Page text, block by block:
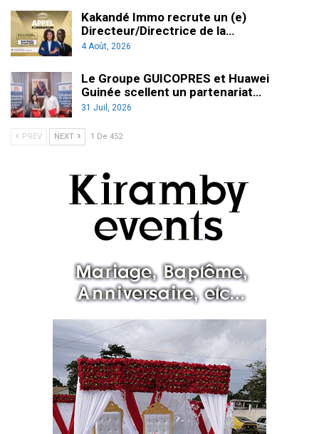
Kakandé Immo recrute un (e)
Directeur/Directrice de la…
4 Août, 2026
Le Groupe GUICOPRES et Huawei
Guinée scellent un partenariat…
31 Juil, 2026
PREV NEXT 1 De 452